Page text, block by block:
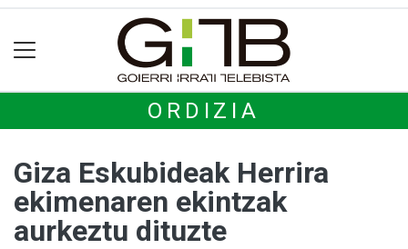
ORDIZIA
Giza Eskubideak Herrira
ekimenaren ekintzak
aurkeztu dituzte